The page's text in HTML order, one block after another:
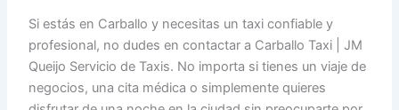
Si estás en Carballo y necesitas un taxi confiable y
profesional, no dudes en contactar a Carballo Taxi | JM
Queijo Servicio de Taxis. No importa si tienes un viaje de
negocios, una cita médica o simplemente quieres